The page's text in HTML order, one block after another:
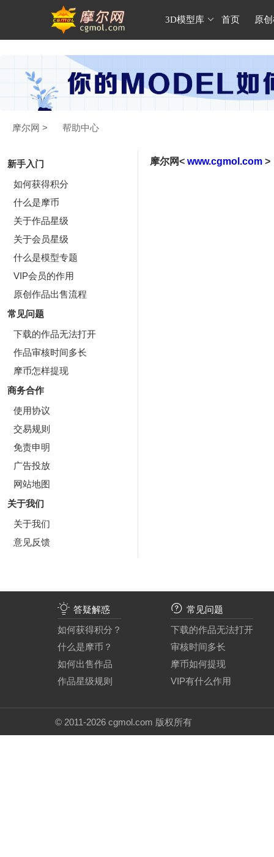
3D模型库 首页 原
摩尔网 > 帮助中心
新手入门
如何获得积分
什么是摩币
关于作品星级
关于会员星级
什么是模型专题
VIP会员的作用
原创作品出售流程
常见问题
下载的作品无法打开
作品审核时间多长
摩币怎样提现
商务合作
使用协议
交易规则
免责申明
广告投放
网站地图
关于我们
关于我们
意见反馈
摩尔网< www.cgmol.com >
答疑解惑
如何获得积分？
什么是摩币？
如何出售作品
作品星级规则
常见问题
下载的作品无法打开
审核时间多长
摩币如何提现
VIP有什么作用
© 2011-2026 cgmol.com 版权所有